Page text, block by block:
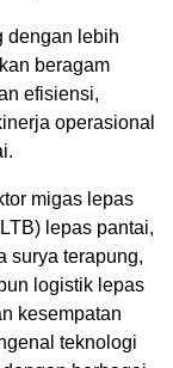
dengan lebih
beragam
efisiensi,
operasional
migas lepas
lepas pantai,
surya terapung,
logistik lepas
kesempatan
teknologi